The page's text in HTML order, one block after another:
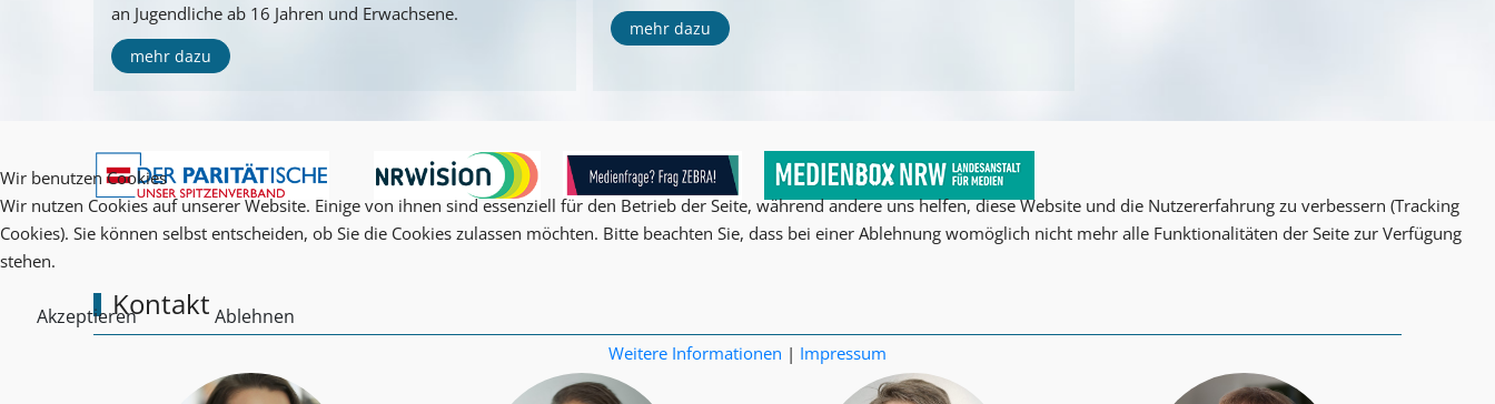
an Jugendliche ab 16 Jahren und Erwachsene.
mehr dazu
mehr dazu
Kontakt
Wir benutzen Cookies
Wir nutzen Cookies auf unserer Website. Einige von ihnen sind essenziell für den Betrieb der Seite, während andere uns helfen, diese Website und die Nutzererfahrung zu verbessern (Tracking
Cookies). Sie können selbst entscheiden, ob Sie die Cookies zulassen möchten. Bitte beachten Sie, dass bei einer Ablehnung womöglich nicht mehr alle Funktionalitäten der Seite zur Verfügung
stehen.
Akzeptieren Ablehnen
Weitere Informationen | Impressum